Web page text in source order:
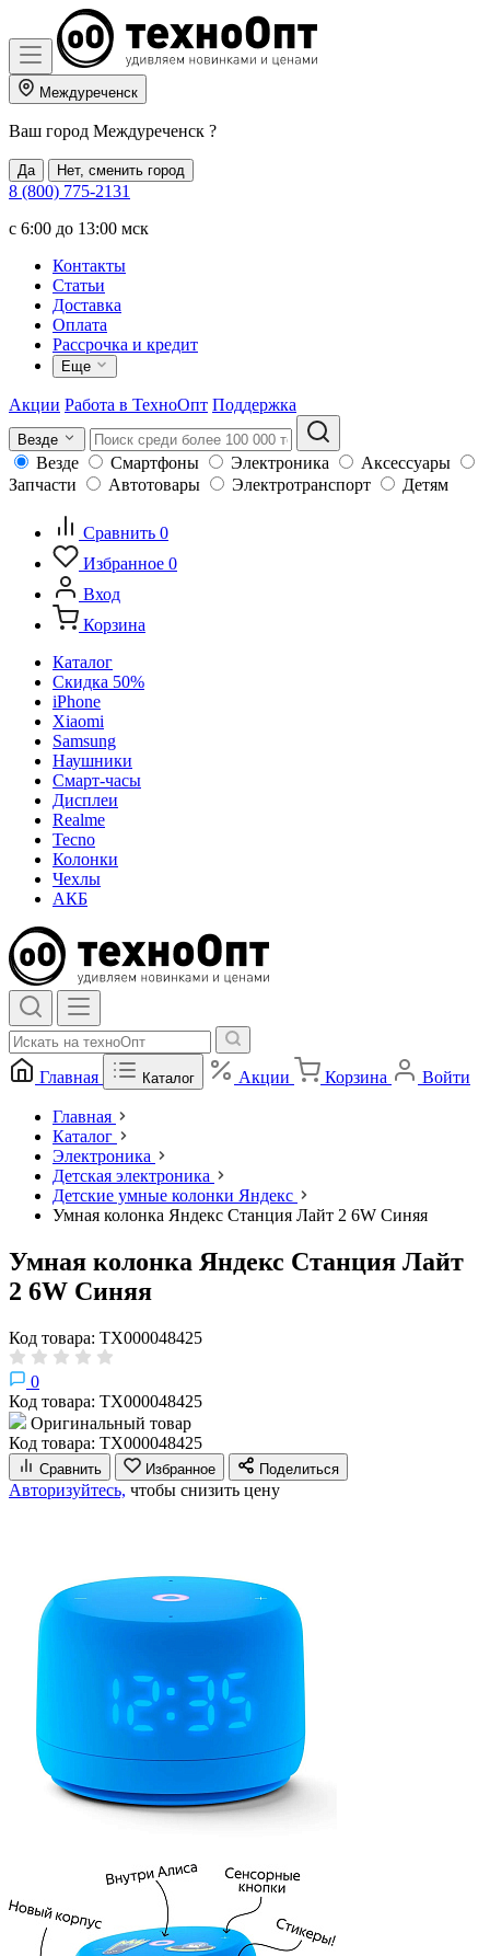
Междуреченск
Ваш город Междуреченск ?
Да Нет, сменить город
8 (800) 775-2131
c 6:00 до 13:00 мск
Контакты
Статьи
Доставка
Оплата
Рассрочка и кредит
Еще
Акции Работа в ТехноОпт Поддержка
Везде
Везде Смартфоны Электроника
Аксессуары
Запчасти
Автотовары Электротранспорт Детям
Сравнить 0
Избранное 0
Вход
Корзина
Каталог
Скидка 50%
iPhone
Xiaomi
Samsung
Наушники
Смарт-часы
Дисплеи
Realme
Tecno
Колонки
Чехлы
АКБ
Главная Каталог Акции Корзина Войти
Главная
Каталог
Электроника
Детская электроника
Детские умные колонки Яндекс
Умная колонка Яндекс Станция Лайт 2 6W Синяя
Умная колонка Яндекс Станция Лайт
2 6W Синяя
Код товара: ТХ000048425
0
Код товара: ТХ000048425
Оригинальный товар
Код товара: ТХ000048425
Сравнить Избранное Поделиться
Авторизуйтесь, чтобы снизить цену